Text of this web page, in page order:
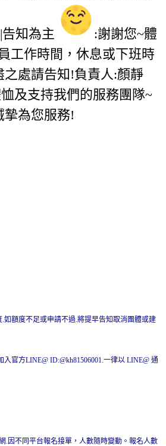
知為主
:謝謝您~體
工作時間，休息或下班時
之處請告知!負責人:顏靜
及支持我們的服務團隊~
摯為您服務!
如額度不足或申請不過.將提早告知取消團體或建
官方LINE@ ID:@kh81506001.一律以 LINE@ 通
.因不同平台報名接單，人數隨時變動。報名人數